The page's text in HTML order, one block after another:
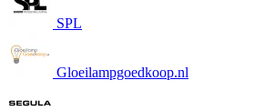
SPL
Gloeilampgoedkoop.nl